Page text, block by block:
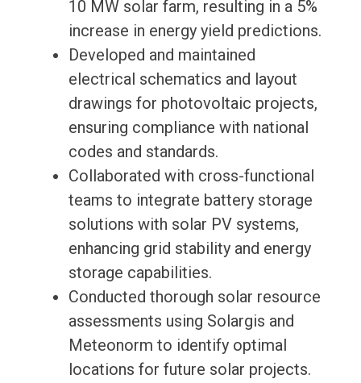
10 MW solar farm, resulting in a 5%
increase in energy yield predictions.
Developed and maintained
electrical schematics and layout
drawings for photovoltaic projects,
ensuring compliance with national
codes and standards.
Collaborated with cross-functional
teams to integrate battery storage
solutions with solar PV systems,
enhancing grid stability and energy
storage capabilities.
Conducted thorough solar resource
assessments using Solargis and
Meteonorm to identify optimal
locations for future solar projects.